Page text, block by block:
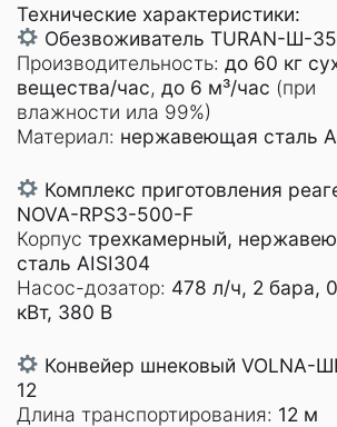
Технические характеристики:
Обезвоживатель TURAN-Ш-
Производительность: до 60 кг
вещества/час, до 6 м³/час (при
влажности ила 99%)
Материал: нержавеющая сталь
Комплекс приготовления
NOVA-RPS3-500-F
Корпус трехкамерный,
сталь AISI304
Насос-дозатор: 478 л/ч, 2 бара,
кВт, 380 В
Конвейер шнековый VOLNA-
12
Длина транспортирования: 12 м